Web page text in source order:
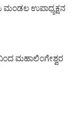
ಉಪಾಧ್ಯಕ್ಷನ
ಮಹಾಲಿಂಗೇಶ್ವರ